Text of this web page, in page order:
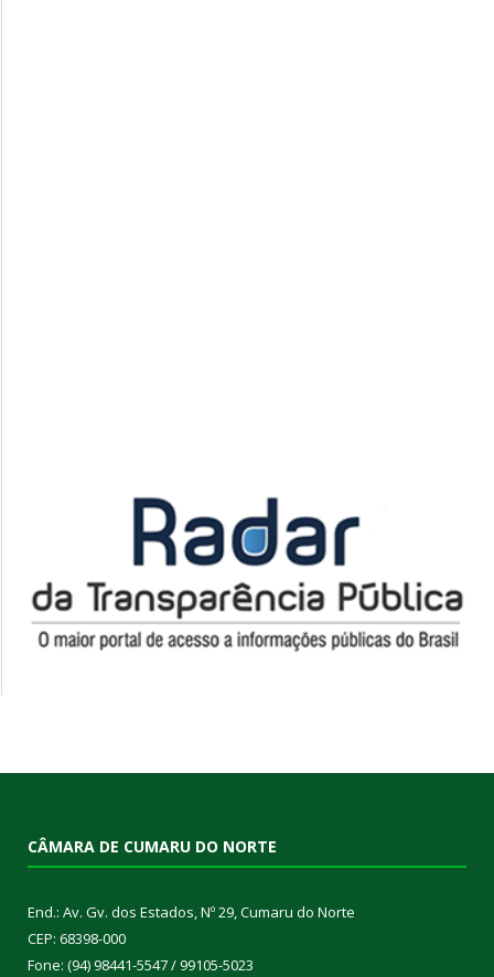
CÂMARA DE CUMARU DO NORTE
End.: Av. Gv. dos Estados, Nº 29, Cumaru do Norte
CEP: 68398-000
Fone: (94) 98441-5547 / 99105-5023